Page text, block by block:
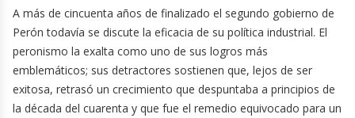
A más de cincuenta años de finalizado el segundo gobierno de
Perón todavía se discute la eficacia de su política industrial. El
peronismo la exalta como uno de sus logros más
emblemáticos; sus detractores sostienen que, lejos de ser
exitosa, retrasó un crecimiento que despuntaba a principios de
la década del cuarenta y que fue el remedio equivocado para un